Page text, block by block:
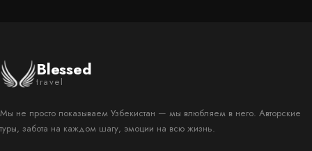
Blessed
travel
Мы не просто показываем Узбекистан — мы влюбляем в него. Авторские
туры, забота на каждом шагу, эмоции на всю жизнь.